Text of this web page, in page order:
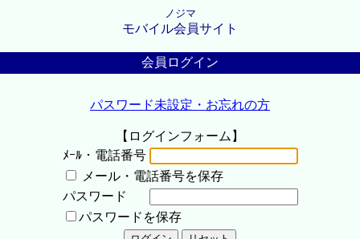
ノジマ
モバイル会員サイト
会員ログイン
パスワード未設定・お忘れの方
【ログインフォーム】
ﾒｰﾙ・電話番号
メール・電話番号を保存
パスワード
パスワードを保存